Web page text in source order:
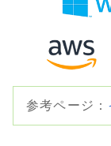
参考ページ：